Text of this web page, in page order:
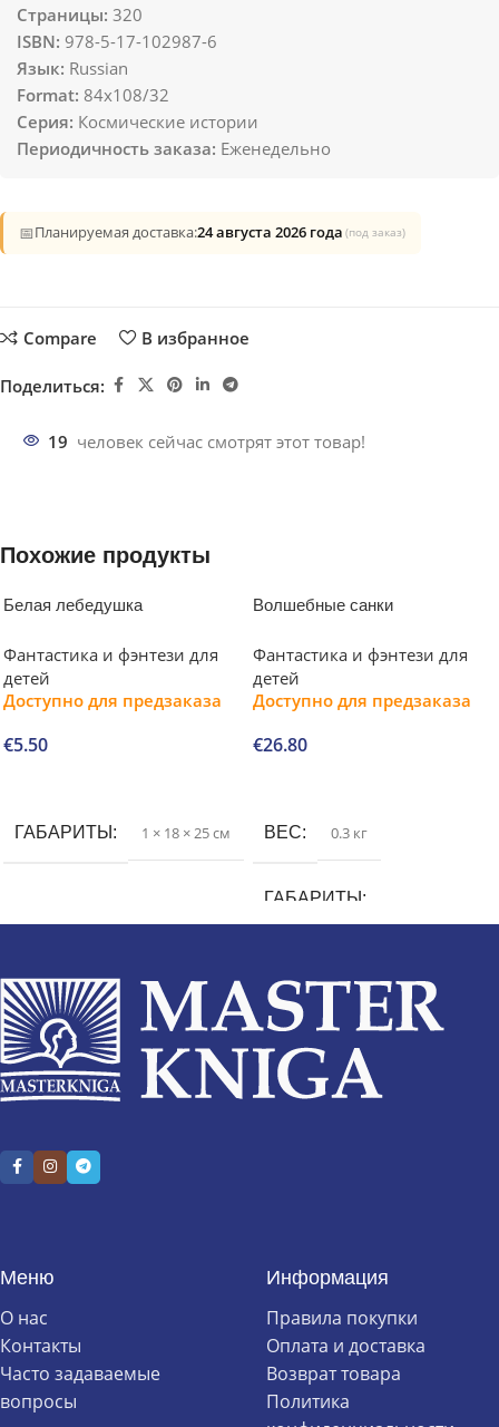
Страницы: 320
ISBN: 978-5-17-102987-6
Язык: Russian
Format: 84x108/32
Серия: Космические истории
Периодичность заказа: Еженедельно
📅Планируемая доставка:24 августа 2026 года (под заказ)
Compare В избранное
Поделиться:
19 человек сейчас смотрят этот товар!
Похожие продукты
Белая лебедушка
Фантастика и фэнтези для
детей
Доступно для предзаказа
€5.50
ГАБАРИТЫ 1 × 18 × 25 см
Волшебные санки
Фантастика и фэнтези для
детей
Доступно для предзаказа
€26.80
ВЕС 0.3 кг
ГАБАРИТЫ
Меню
О нас
Контакты
Часто задаваемые
вопросы
Информация
Правила покупки
Оплата и доставка
Возврат товара
Политика